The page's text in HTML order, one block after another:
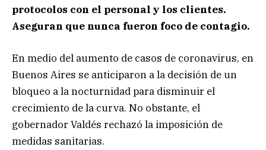
protocolos con el personal y los clientes.
Aseguran que nunca fueron foco de contagio.
En medio del aumento de casos de coronavirus, en
Buenos Aires se anticiparon a la decisión de un
bloqueo a la nocturnidad para disminuir el
crecimiento de la curva. No obstante, el
gobernador Valdés rechazó la imposición de
medidas sanitarias.